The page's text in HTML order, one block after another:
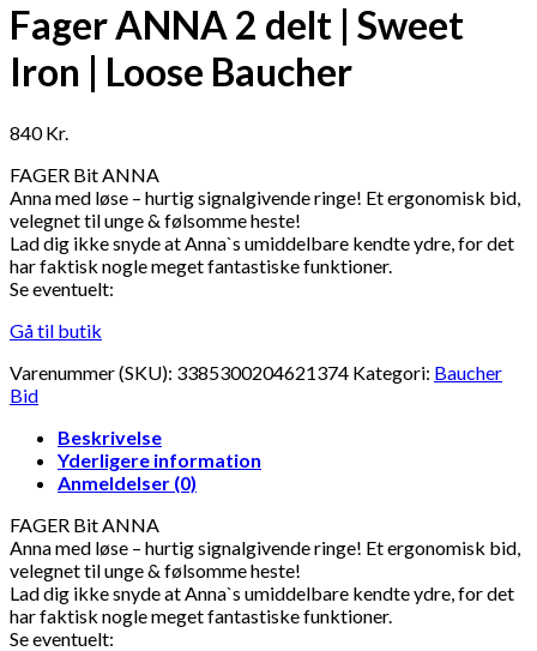
Fager ANNA 2 delt | Sweet
Iron | Loose Baucher
840Kr.
FAGER Bit ANNA
Anna med løse – hurtig signalgivende ringe! Et ergonomisk bid,
velegnet til unge & følsomme heste!
Lad dig ikke snyde at Anna`s umiddelbare kendte ydre, for det
har faktisk nogle meget fantastiske funktioner.
Se eventuelt:
Gå til butik
Varenummer (SKU): 3385300204621374 Kategori: Baucher
Bid
Beskrivelse
Yderligere information
Anmeldelser (0)
FAGER Bit ANNA
Anna med løse – hurtig signalgivende ringe! Et ergonomisk bid,
velegnet til unge & følsomme heste!
Lad dig ikke snyde at Anna`s umiddelbare kendte ydre, for det
har faktisk nogle meget fantastiske funktioner.
Se eventuelt: